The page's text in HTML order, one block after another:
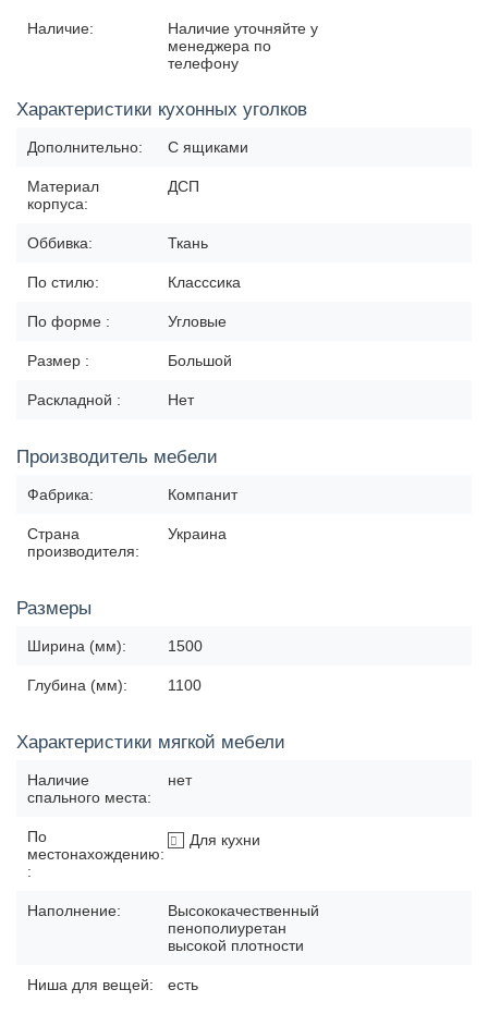
Наличие:
Наличие уточняйте у
менеджера по
телефону
Характеристики кухонных уголков
Дополнительно: С ящиками
Материал
корпуса:
ДСП
Оббивка: Ткань
По стилю: Класссика
По форме : Угловые
Размер : Большой
Раскладной : Нет
Производитель мебели
Фабрика: Компанит
Страна
производителя:
Украина
Размеры
Ширина (мм): 1500
Глубина (мм): 1100
Характеристики мягкой мебели
Наличие
спального места:
нет
По
местонахождению:
:
Для кухни
Наполнение:
Высококачественный
пенополиуретан
высокой плотности
Ниша для вещей: есть